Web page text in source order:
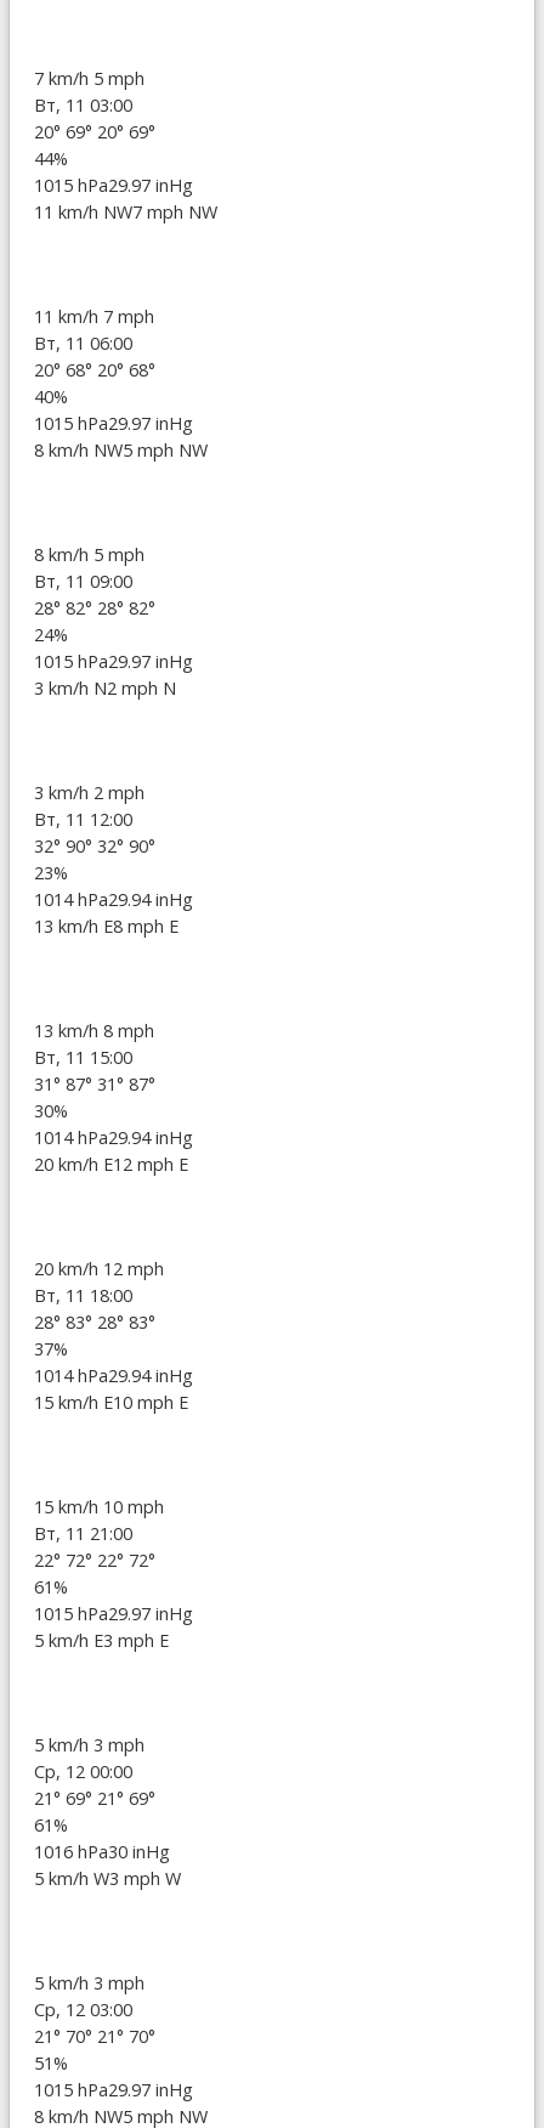
7 km/h 5 mph
Вт, 11 03:00
20° 69° 20° 69°
44%
1015 hPa29.97 inHg
11 km/h NW7 mph NW
11 km/h 7 mph
Вт, 11 06:00
20° 68° 20° 68°
40%
1015 hPa29.97 inHg
8 km/h NW5 mph NW
8 km/h 5 mph
Вт, 11 09:00
28° 82° 28° 82°
24%
1015 hPa29.97 inHg
3 km/h N2 mph N
3 km/h 2 mph
Вт, 11 12:00
32° 90° 32° 90°
23%
1014 hPa29.94 inHg
13 km/h E8 mph E
13 km/h 8 mph
Вт, 11 15:00
31° 87° 31° 87°
30%
1014 hPa29.94 inHg
20 km/h E12 mph E
20 km/h 12 mph
Вт, 11 18:00
28° 83° 28° 83°
37%
1014 hPa29.94 inHg
15 km/h E10 mph E
15 km/h 10 mph
Вт, 11 21:00
22° 72° 22° 72°
61%
1015 hPa29.97 inHg
5 km/h E3 mph E
5 km/h 3 mph
Ср, 12 00:00
21° 69° 21° 69°
61%
1016 hPa30 inHg
5 km/h W3 mph W
5 km/h 3 mph
Ср, 12 03:00
21° 70° 21° 70°
51%
1015 hPa29.97 inHg
8 km/h NW5 mph NW